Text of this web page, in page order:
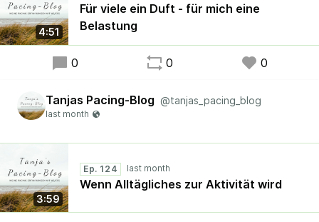
4:51
Für viele ein Duft - für mich eine
Belastung
0 0 0
Tanjas Pacing-Blog @tanjas_pacing_blog
3:59
Ep. 124
Wenn Alltägliches zur Aktivität wird